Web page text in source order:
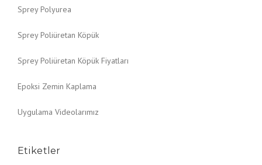
Sprey Polyurea
Sprey Poliüretan Köpük
Sprey Poliüretan Köpük Fiyatları
Epoksi Zemin Kaplama
Uygulama Videolarımız
Etiketler